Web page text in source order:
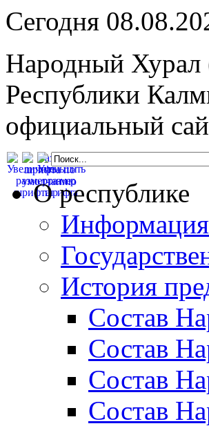
Сегодня
Народный Хурал
Республики
официальный
О республике
История
Состав
Состав
Состав
Состав